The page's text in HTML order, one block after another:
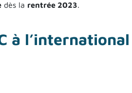
dès la rentrée 2023.
en apprentissage
à l’international